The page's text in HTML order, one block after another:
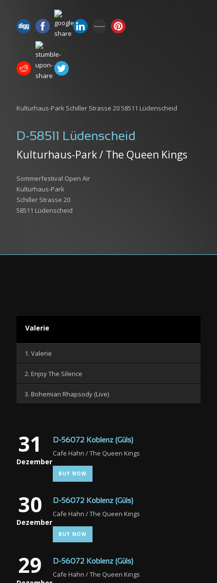
Kulturhaus-Park Schiller Strasse 20 58511 Lüdenscheid
D-58511 Lüdenscheid
Kulturhaus-Park / The Queen Kings
Sommerfestival Open Air
Kulturhaus-Park
Schiller Strasse 20
58511 Lüdenscheid
Valerie
1. Valerie
2. Enjoy The Silence
3. Bohemian Rhapsody (Live)
31
Dezember
D-56072 Koblenz (Güls)
Cafe Hahn / The Queen Kings
BUY NOW
30
Dezember
D-56072 Koblenz (Güls)
Cafe Hahn / The Queen Kings
BUY NOW
29 D-56072 Koblenz (Güls)
Cafe Hahn / The Queen Kings